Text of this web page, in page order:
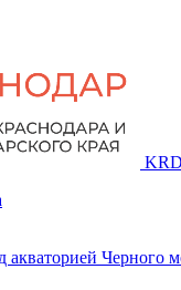
акваторией Черного